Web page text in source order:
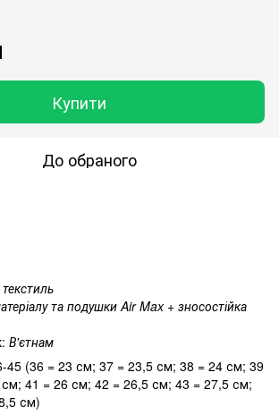
Купити
До обраного
та подушки Air Max + зносостійка
В'єтнам
45 (36 = 23 см; 37 = 23,5 см; 38 = 24 см; 39
41 = 26 см; 42 = 26,5 см; 43 = 27,5 см;
см)